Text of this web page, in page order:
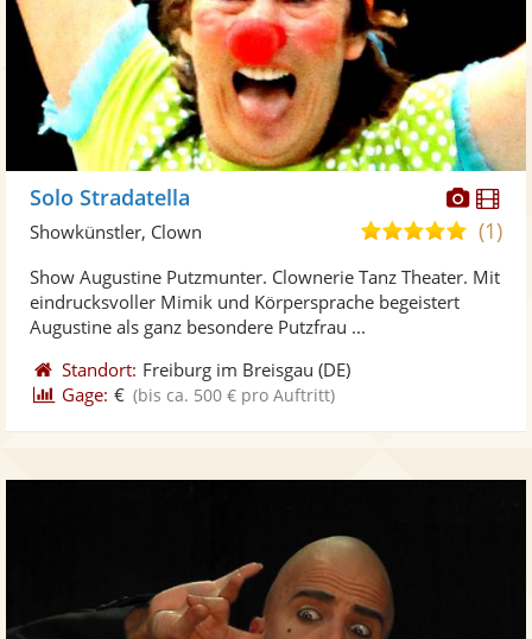
Fotos
Solo Stradatella
5,0
5
(1)
Showkünstler, Clown
Show Augustine Putzmunter. Clownerie Tanz Theater. Mit
eindrucksvoller Mimik und Körpersprache begeistert
Augustine als ganz besondere Putzfrau ...
Standort: Freiburg im Breisgau (DE)
Gage: € (bis ca. 500 € pro Auftritt)